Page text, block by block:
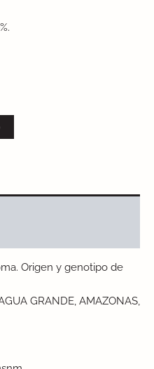
Origen y genotipo de
GRANDE, AMAZONAS,